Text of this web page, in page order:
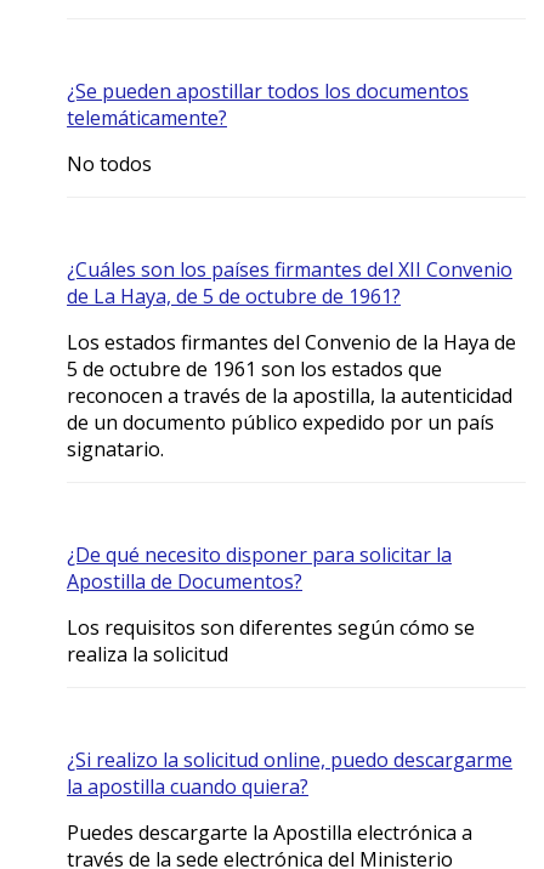
¿Se pueden apostillar todos los documentos
telemáticamente?
No todos
¿Cuáles son los países firmantes del XII Convenio
de La Haya, de 5 de octubre de 1961?
Los estados firmantes del Convenio de la Haya de
5 de octubre de 1961 son los estados que
reconocen a través de la apostilla, la autenticidad
de un documento público expedido por un país
signatario.
¿De qué necesito disponer para solicitar la
Apostilla de Documentos?
Los requisitos son diferentes según cómo se
realiza la solicitud
¿Si realizo la solicitud online, puedo descargarme
la apostilla cuando quiera?
Puedes descargarte la Apostilla electrónica a
través de la sede electrónica del Ministerio